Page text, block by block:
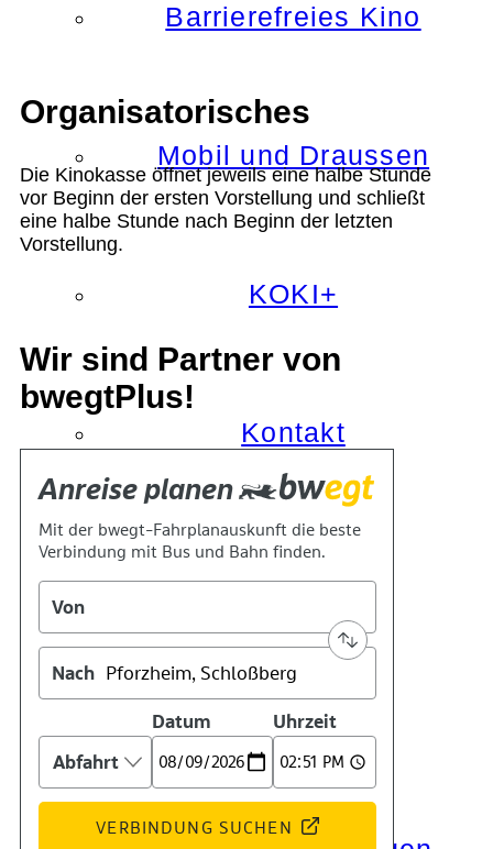
Barrierefreies Kino
Mobil und Draussen
KOKI+
Kontakt
Kino
Das Team
Organisatorisches
Die Kinokasse öffnet jeweils eine halbe Stunde
vor Beginn der ersten Vorstellung und schließt
eine halbe Stunde nach Beginn der letzten
Vorstellung.
Wir sind Partner von
bwegtPlus!